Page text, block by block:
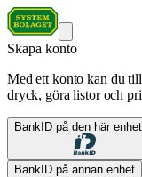
Skapa konto
Med ett konto kan du
dryck, göra listor och
BankID på den här
BankID på annan enhet